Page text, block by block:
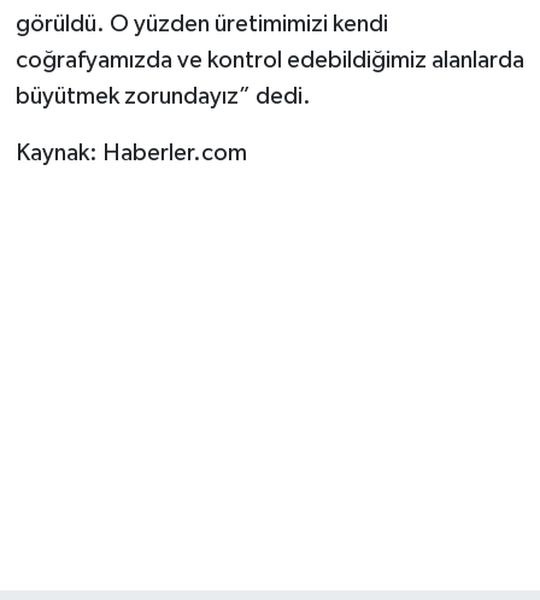
görüldü. O yüzden üretimimizi kendi
coğrafyamızda ve kontrol edebildiğimiz alanlarda
büyütmek zorundayız” dedi.
Kaynak: Haberler.com